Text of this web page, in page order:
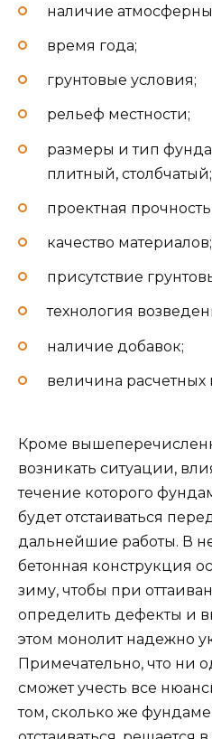
наличие
время года;
грунтовые условия;
рельеф местности;
размеры и тип
плитный, столбчатый;
проектная прочность
качество материалов;
присутствие
технология
наличие добавок;
величина расчетных
Кроме
возникать ситуации,
течение которого
будет отстаиваться
дальнейшие работы. В
бетонная конструкция
зиму, чтобы при
определить дефекты и
этом монолит надежно
Примечательно, что ни
сможет учесть все
том, сколько же